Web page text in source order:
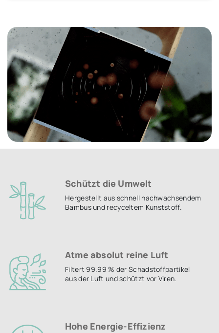
Schützt die Umwelt
Hergestellt aus schnell nachwachsendem
Bambus und recyceltem Kunststoff.
Atme absolut reine Luft
Filtert 99.99 % der Schadstoffpartikel
aus der Luft und schützt vor Viren.
Hohe Energie-Effizienz